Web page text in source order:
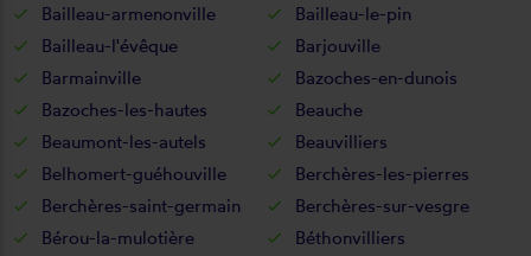
Bailleau-armenonville
Bailleau-le-pin
Bailleau-l'évêque
Barjouville
Barmainville
Bazoches-en-dunois
Bazoches-les-hautes
Beauche
Beaumont-les-autels
Beauvilliers
Belhomert-guéhouville
Berchères-les-pierres
Berchères-saint-germain
Berchères-sur-vesgre
Bérou-la-mulotière
Béthonvilliers